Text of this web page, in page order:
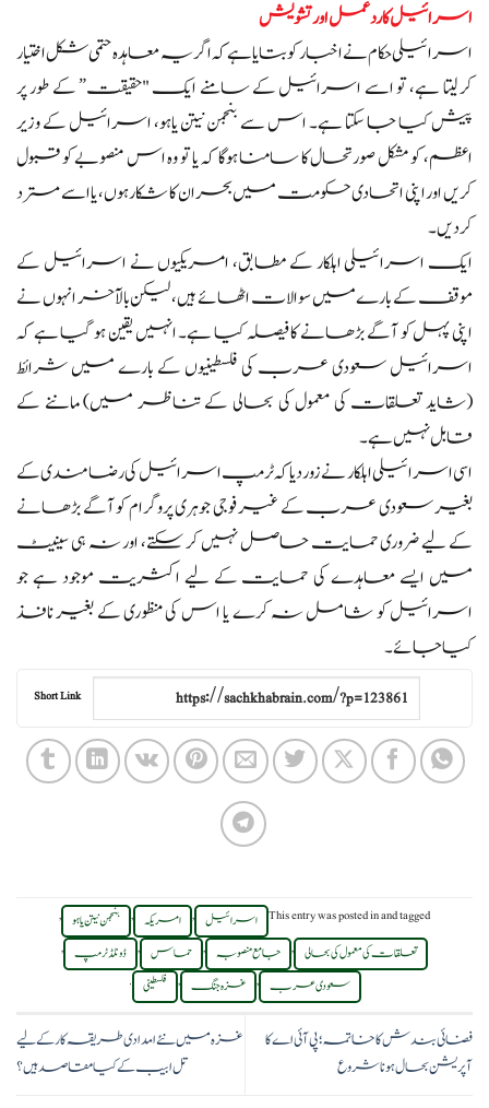
اسرائیل کا ردعمل اور تشویش
اسرائیلی حکام نے اخبار کو بتایا ہے کہ اگر یہ معاہدہ حتمی شکل اختیار
کر لیتا ہے، تو اسے اسرائیل کے سامنے ایک "حقیقت” کے طور پر
پیش کیا جا سکتا ہے۔ اس سے بنجمن نیتن یاہو، اسرائیل کے وزیر
اعظم، کو مشکل صورتحال کا سامنا ہوگا کہ یا تو وہ اس منصوبے کو قبول
کریں اور اپنی اتحادی حکومت میں بحران کا شکار ہوں، یا اسے مسترد
کر دیں۔
ایک اسرائیلی اہلکار کے مطابق، امریکیوں نے اسرائیل کے
موقف کے بارے میں سوالات اٹھائے ہیں، لیکن بالآخر انہوں نے
اپنی پہل کو آگے بڑھانے کا فیصلہ کیا ہے۔ انہیں یقین ہو گیا ہے کہ
اسرائیل سعودی عرب کی فلسطینیوں کے بارے میں شرائط
(شاید تعلقات کی معمول کی بحالی کے تناظر میں) ماننے کے
قابل نہیں ہے۔
اسی اسرائیلی اہلکار نے زور دیا کہ ٹرمپ اسرائیل کی رضامندی کے
بغیر سعودی عرب کے غیر فوجی جوہری پروگرام کو آگے بڑھانے
کے لیے ضروری حمایت حاصل نہیں کر سکتے، اور نہ ہی سینیٹ
میں ایسے معاہدے کی حمایت کے لیے اکثریت موجود ہے جو
اسرائیل کو شامل نہ کرے یا اس کی منظوری کے بغیر نافذ
کیا جائے۔
Short Link
This entry was posted inand tagged اسرائیل , امریکہ , بنجمن نیتن یاہو ,
تعلقات کی معمول کی بحالی , جامع منصوبہ , حماس , ڈونلڈ ٹرمپ ,
سعودی عرب , غزہ جنگ , فلسطینی .
فضائی بندش کا خاتمہ؛ پی آئی اے کا
آپریشن بحال ہونا شروع
غزہ میں نئے امدادی طریقہ کار کے لیے
تل ابیب کے کیا مقاصد ہیں؟